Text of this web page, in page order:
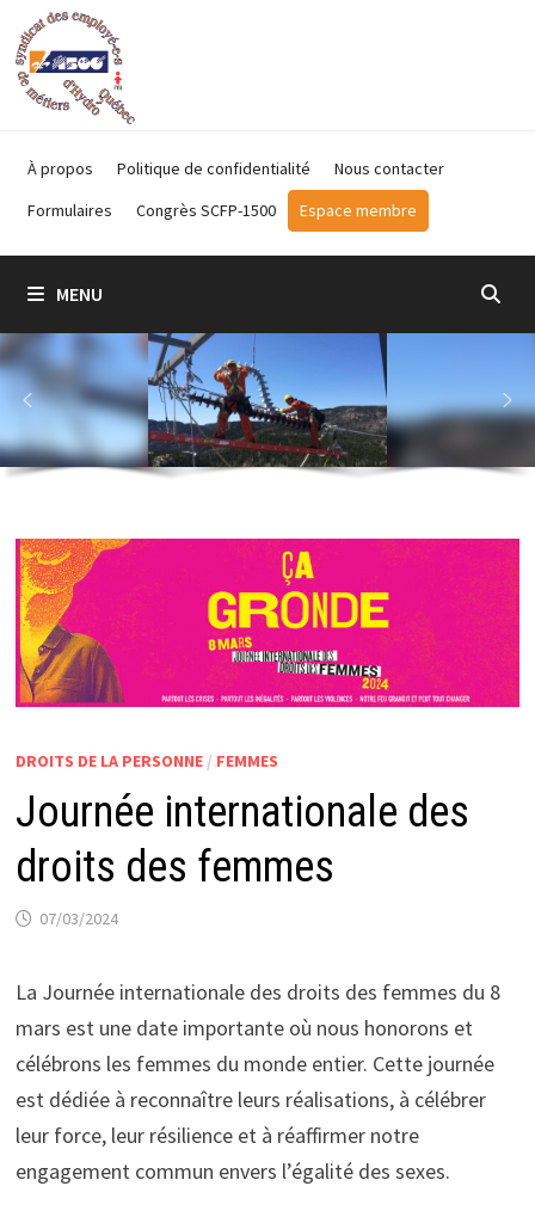
Passer
au
contenu
À propos Politique de confidentialité
Nous contacter
Formulaires
Congrès SCFP-1500 Espace membre
MENU
DROITS DE LA PERSONNE/ FEMMES
Journée internationale des
droits des femmes
07/03/2024
La Journée internationale des droits des femmes du 8
mars est une date importante où nous honorons et
célébrons les femmes du monde entier. Cette journée
est dédiée à reconnaître leurs réalisations, à célébrer
leur force, leur résilience et à réaffirmer notre
engagement commun envers l’égalité des sexes.